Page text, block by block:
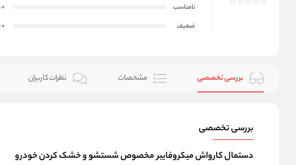
نامناسب
0
ضعیف
0
بررسی تخصصی مشخصات نظرات کاربران
بررسی تخصصی
دستمال کارواش میکروفایبر مخصوص شستشو و خشک کردن خودرو